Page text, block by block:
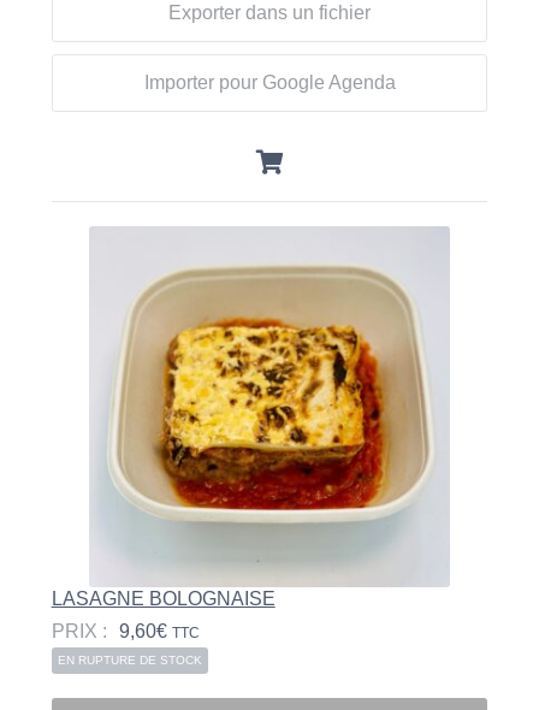
Exporter dans un fichier
Importer pour Google Agenda
LASAGNE BOLOGNAISE
PRIX :
9,60€ TTC
EN RUPTURE DE STOCK